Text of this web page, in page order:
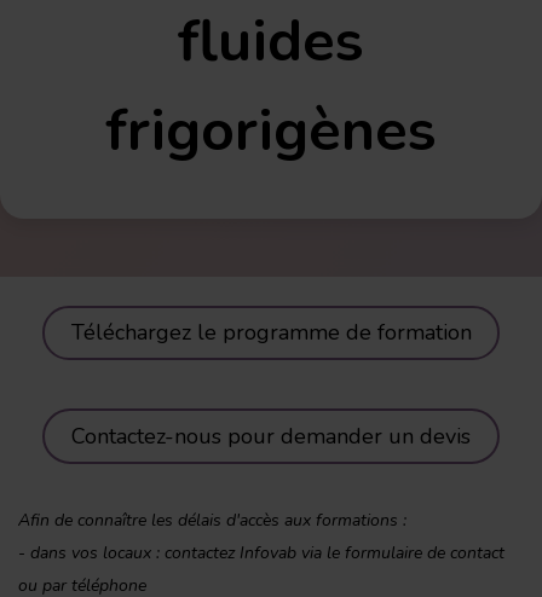
fluides
frigorigènes
Téléchargez le programme de formation
Contactez-nous pour demander un devis
Afin de connaître les délais d'accès aux formations :
- dans vos locaux : contactez Infovab via le formulaire de contact
ou par téléphone